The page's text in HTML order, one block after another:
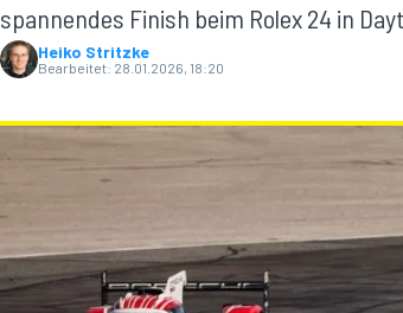
MOTOGP
spannendes Finish beim Rolex 24 in
Heiko Stritzke
Bearbeitet: 28.01.2026, 18:20